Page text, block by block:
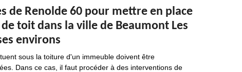
de Renolde 60 pour mettre en place
toit dans la ville de Beaumont Les
environs
sous la toiture d'un immeuble doivent être
Dans ce cas, il faut procéder à des interventions de